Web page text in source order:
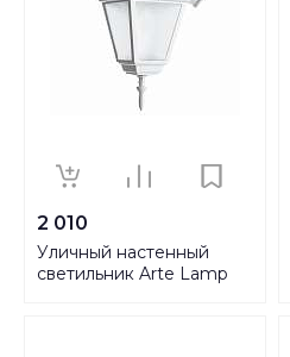
2 010
Уличный настенный
светильник Arte Lamp